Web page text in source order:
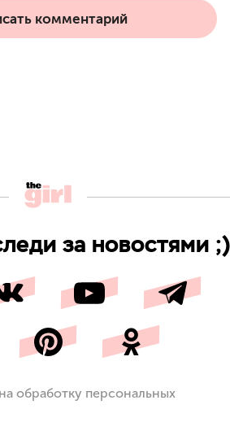
комментарий
за новостями ;)
на обработку персональных